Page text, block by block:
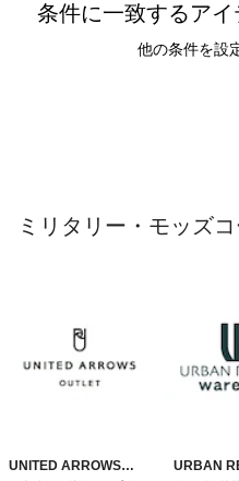
条件に一致するア
他の条件を設
ミリタリー・モッズ
UNITED ARROWS
URBAN